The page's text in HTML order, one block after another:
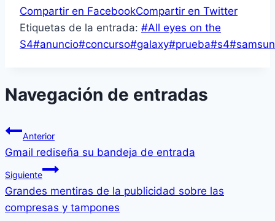
Compartir en FacebookCompartir en Twitter
Etiquetas de la entrada: #All eyes on the
S4#anuncio#concurso#galaxy#prueba#s4#
Navegación de entradas
Anterior
Gmail rediseña su bandeja de entrada
Siguiente
Grandes mentiras de la publicidad sobre las
compresas y tampones